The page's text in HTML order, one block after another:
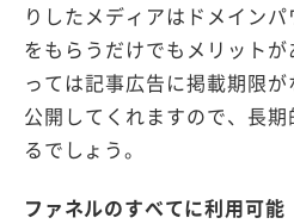
りしたメディアはドメイン
をもらうだけでもメリット
っては記事広告に掲載期限
公開してくれますので、長
るでしょう。
ファネルのすべてに利用可能